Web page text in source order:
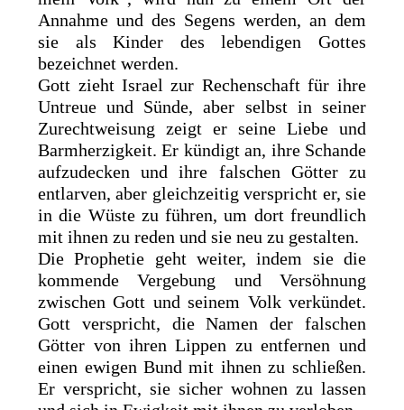
Annahme und des Segens werden, an dem
sie als Kinder des lebendigen Gottes
bezeichnet werden.
Gott zieht Israel zur Rechenschaft für ihre
Untreue und Sünde, aber selbst in seiner
Zurechtweisung zeigt er seine Liebe und
Barmherzigkeit. Er kündigt an, ihre Schande
aufzudecken und ihre falschen Götter zu
entlarven, aber gleichzeitig verspricht er, sie
in die Wüste zu führen, um dort freundlich
mit ihnen zu reden und sie neu zu gestalten.
Die Prophetie geht weiter, indem sie die
kommende Vergebung und Versöhnung
zwischen Gott und seinem Volk verkündet.
Gott verspricht, die Namen der falschen
Götter von ihren Lippen zu entfernen und
einen ewigen Bund mit ihnen zu schließen.
Er verspricht, sie sicher wohnen zu lassen